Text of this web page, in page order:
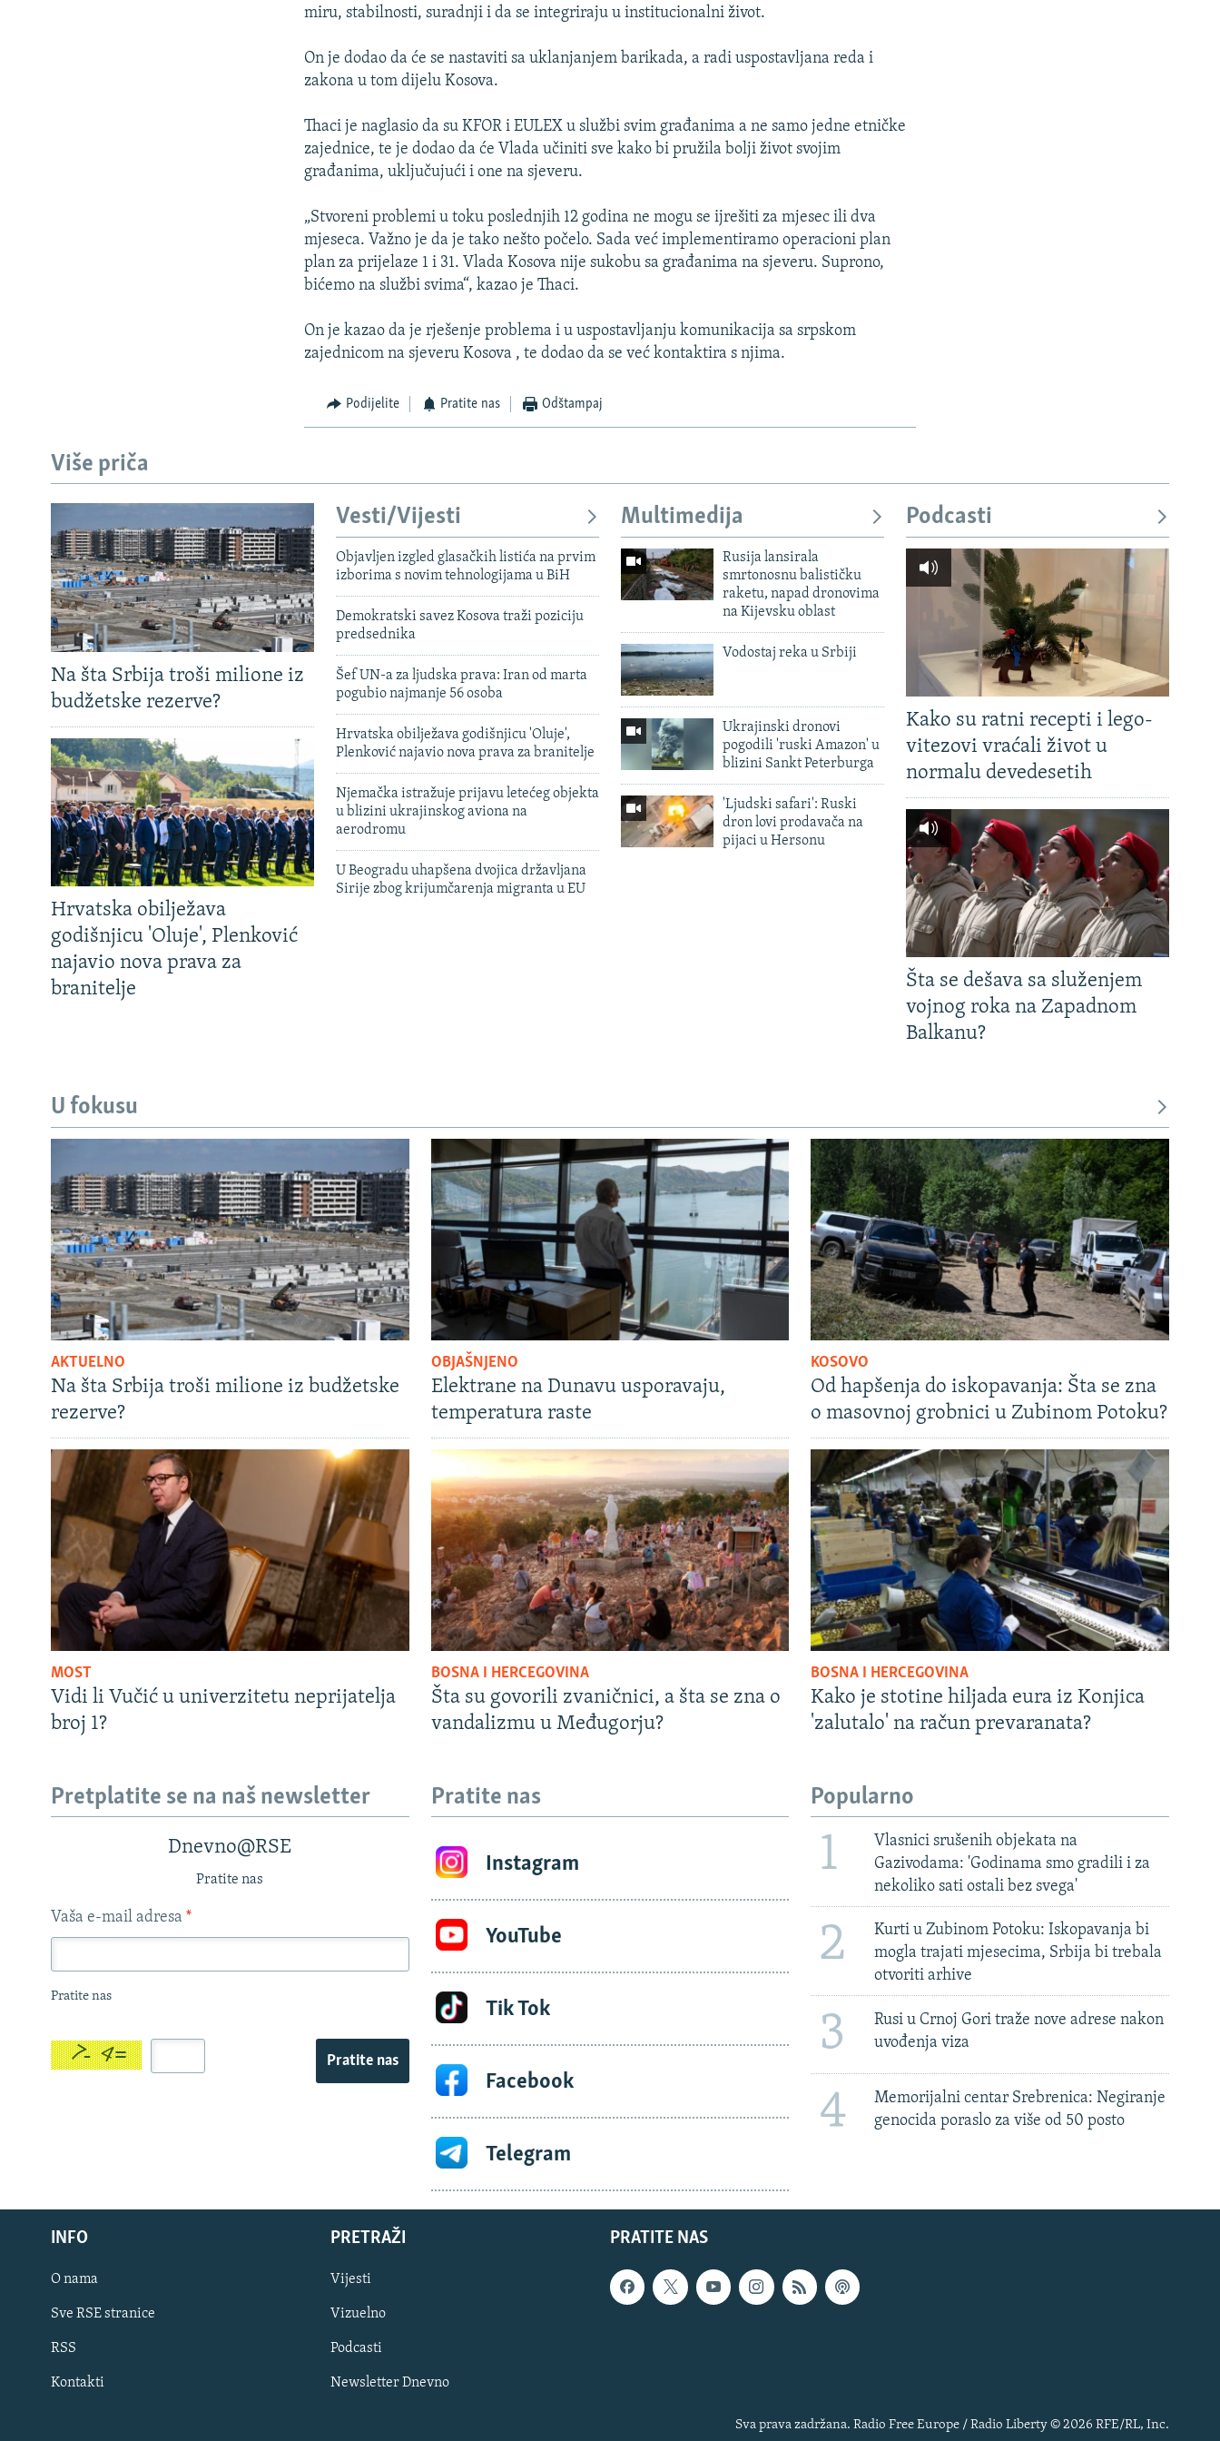
miru, stabilnosti, suradnji i da se integriraju u institucionalni život.
On je dodao da će se nastaviti sa uklanjanjem barikada, a radi uspostavljana reda i
zakona u tom dijelu Kosova.
Thaci je naglasio da su KFOR i EULEX u službi svim građanima a ne samo jedne etničke
zajednice, te je dodao da će Vlada učiniti sve kako bi pružila bolji život svojim
građanima, uključujući i one na sjeveru.
„Stvoreni problemi u toku poslednjih 12 godina ne mogu se ijrešiti za mjesec ili dva
mjeseca. Važno je da je tako nešto počelo. Sada već implementiramo operacioni plan
plan za prijelaze 1 i 31. Vlada Kosova nije sukobu sa građanima na sjeveru. Suprono,
bićemo na službi svima“, kazao je Thaci.
On je kazao da je rješenje problema i u uspostavljanju komunikacija sa srpskom
zajednicom na sjeveru Kosova , te dodao da se već kontaktira s njima.
Podijelite Pratite nas Odštampaj
Više priča
Na šta Srbija troši milione iz
budžetske rezerve?
Hrvatska obilježava
godišnjicu 'Oluje', Plenković
najavio nova prava za
branitelje
Vesti/Vijesti
Objavljen izgled glasačkih listića na prvim
izborima s novim tehnologijama u BiH
Demokratski savez Kosova traži poziciju
predsednika
Šef UN-a za ljudska prava: Iran od marta
pogubio najmanje 56 osoba
Hrvatska obilježava godišnjicu 'Oluje',
Plenković najavio nova prava za branitelje
Njemačka istražuje prijavu letećeg objekta
u blizini ukrajinskog aviona na
aerodromu
U Beogradu uhapšena dvojica državljana
Sirije zbog krijumčarenja migranta u EU
Multimedija
Rusija lansirala
smrtonosnu balističku
raketu, napad dronovima
na Kijevsku oblast
Vodostaj reka u Srbiji
Ukrajinski dronovi
pogodili 'ruski Amazon' u
blizini Sankt Peterburga
'Ljudski safari': Ruski
dron lovi prodavača na
pijaci u Hersonu
Podcasti
Kako su ratni recepti i lego-
vitezovi vraćali život u
normalu devedesetih
Šta se dešava sa služenjem
vojnog roka na Zapadnom
Balkanu?
U fokusu
AKTUELNO
Na šta Srbija troši milione iz budžetske
rezerve?
OBJAŠNJENO
Elektrane na Dunavu usporavaju,
temperatura raste
KOSOVO
Od hapšenja do iskopavanja: Šta se zna
o masovnoj grobnici u Zubinom Potoku?
MOST
Vidi li Vučić u univerzitetu neprijatelja
broj 1?
BOSNA I HERCEGOVINA
Šta su govorili zvaničnici, a šta se zna o
vandalizmu u Međugorju?
BOSNA I HERCEGOVINA
Kako je stotine hiljada eura iz Konjica
'zalutalo' na račun prevaranata?
Pretplatite se na naš newsletter
Dnevno@RSE
Pratite nas
Vaša e-mail adresa *
Pratite nas
Pratite nas
Pratite nas
Instagram
YouTube
Tik Tok
Facebook
Telegram
Popularno
1
Vlasnici srušenih objekata na
Gazivodama: 'Godinama smo gradili i za
nekoliko sati ostali bez svega'
2
Kurti u Zubinom Potoku: Iskopavanja bi
mogla trajati mjesecima, Srbija bi trebala
otvoriti arhive
3
Rusi u Crnoj Gori traže nove adrese nakon
uvođenja viza
4
Memorijalni centar Srebrenica: Negiranje
genocida poraslo za više od 50 posto
PRATITE NAS
INFO
O nama
Sve RSE stranice
RSS
Kontakti
PRETRAŽI
Vijesti
Vizuelno
Podcasti
Newsletter Dnevno
Sva prava zadržana. Radio Free Europe / Radio Liberty © 2026 RFE/RL, Inc.